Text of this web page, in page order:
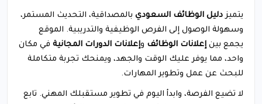
يتميز دليل الوظائف السعودي بالمصداقية، التحديث المستمر،
وسهولة الوصول إلى الفرص الوظيفية والتدريبية. الموقع
يجمع بين إعلانات الوظائف وإعلانات الدورات المجانية في مكان
واحد، مما يوفر عليك الوقت والجهد، ويمنحك تجربة متكاملة
للبحث عن عمل وتطوير المهارات.
لا تضيع الفرصة، وابدأ اليوم في تطوير مستقبلك المهني. تابع